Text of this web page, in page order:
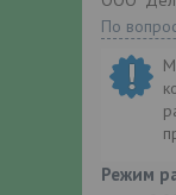
По
Режим